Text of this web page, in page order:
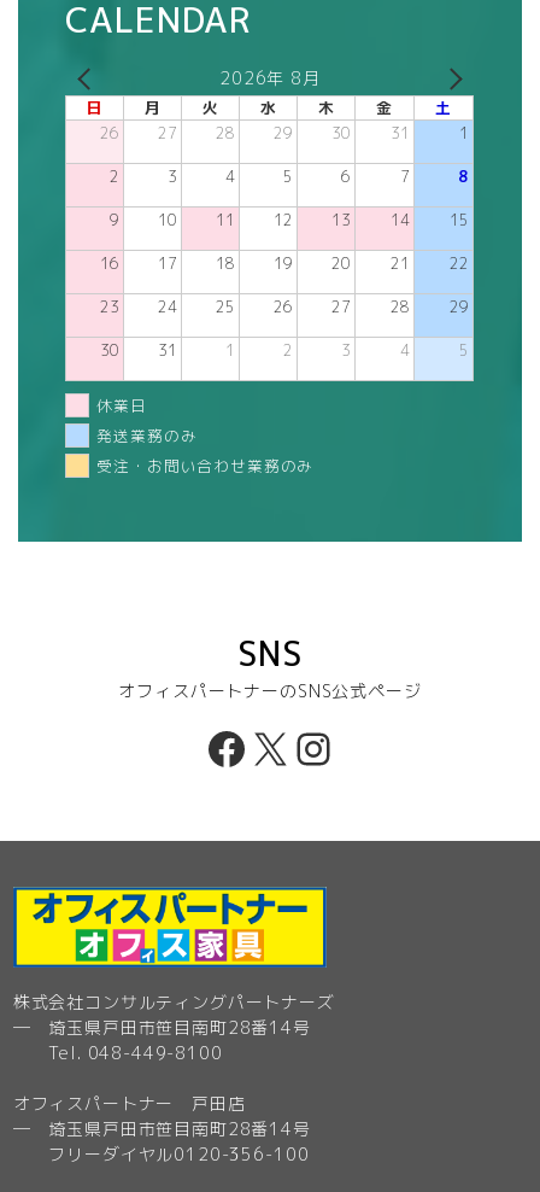
CALENDAR
2026年 8月
日 月 火 水 木 金 土
26 27 28 29 30 31 1
2 3 4 5 6 7 8
9 10 11 12 13 14 15
16 17 18 19 20 21 22
23 24 25 26 27 28 29
30 31 1 2 3 4 5
休業日
発送業務のみ
受注・お問い合わせ業務のみ
SNS
オフィスパートナーのSNS公式ページ
Facebook
X Instagram
株式会社コンサルティングパートナーズ
─ 埼玉県戸田市笹目南町28番14号
Tel. 048-449-8100
オフィスパートナー 戸田店
─ 埼玉県戸田市笹目南町28番14号
フリーダイヤル0120-356-100